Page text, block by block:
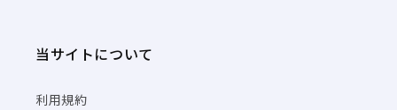
当サイトについて
利用規約